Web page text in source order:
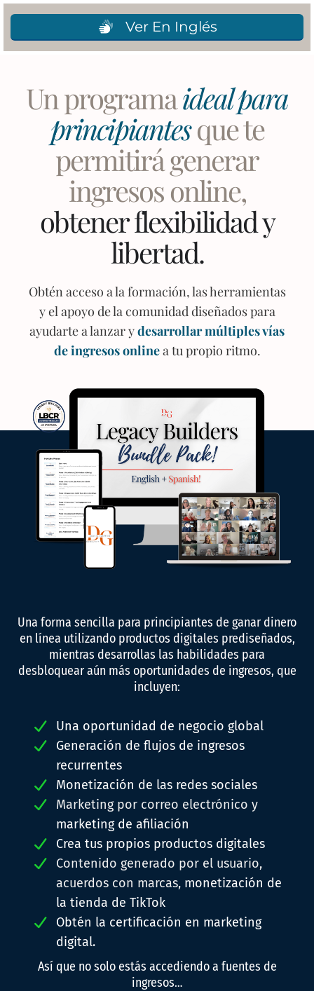
Ver En Inglés
Un programaideal para
principiantesque te
permitirá generar
ingresos online,
obtener flexibilidad y
libertad.
Obtén acceso a la formación, las herramientas
y el apoyo de la comunidad diseñados para
ayudarte a lanzar ydesarrollar múltiples vías
de ingresos onlinea tu propio ritmo.
Una forma sencilla para principiantes de ganar dinero
en línea utilizando productos digitales prediseñados,
mientras desarrollas las habilidades para
desbloquear aún más oportunidades de ingresos, que
incluyen:
Una oportunidad de negocio global
Generación de flujos de ingresos
recurrentes
Monetización de las redes sociales
Marketing por correo electrónico y
marketing de afiliación
Crea tus propios productos digitales
Contenido generado por el usuario,
acuerdos con marcas, monetización de
la tienda de TikTok
Obtén la certificación en marketing
digital.
Así que no solo estás accediendo a fuentes de
ingresos…